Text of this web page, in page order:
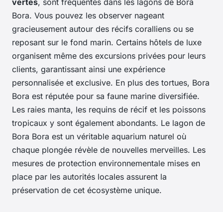
vertes, sont fréquentes dans les lagons de Bora
Bora. Vous pouvez les observer nageant
gracieusement autour des récifs coralliens ou se
reposant sur le fond marin. Certains hôtels de luxe
organisent même des excursions privées pour leurs
clients, garantissant ainsi une expérience
personnalisée et exclusive. En plus des tortues, Bora
Bora est réputée pour sa faune marine diversifiée.
Les raies manta, les requins de récif et les poissons
tropicaux y sont également abondants. Le lagon de
Bora Bora est un véritable aquarium naturel où
chaque plongée révèle de nouvelles merveilles. Les
mesures de protection environnementale mises en
place par les autorités locales assurent la
préservation de cet écosystème unique.